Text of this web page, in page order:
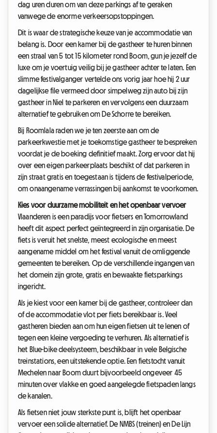
dag uren duren om van deze parkings af te geraken
vanwege de enorme verkeersopstoppingen.
Dit is waar de strategische keuze van je accommodatie van
belang is. Door een kamer bij de gastheer te huren binnen
een straal van 5 tot 15 kilometer rond Boom, gun je jezelf de
luxe om je voertuig veilig bij je gastheer achter te laten. Een
slimme festivalganger vertelde ons vorig jaar hoe hij 2 uur
dagelijkse file vermeed door simpelweg zijn auto bij zijn
gastheer in Niel te parkeren en vervolgens een duurzaam
alternatief te gebruiken om De Schorre te bereiken.
Bij Roomlala raden we je ten zeerste aan om de
parkeerkwestie met je toekomstige gastheer te bespreken
voordat je de boeking definitief maakt. Zorg ervoor dat hij
over een eigen parkeerplaats beschikt of dat parkeren in
zijn straat gratis en toegestaan is tijdens de festivalperiode,
om onaangename verrassingen bij aankomst te voorkomen.
Kies voor duurzame mobiliteit en het openbaar vervoer
Vlaanderen is een paradijs voor fietsers en Tomorrowland
heeft dit aspect perfect geïntegreerd in zijn organisatie. De
fiets is veruit het snelste, meest ecologische en meest
aangename middel om het festival vanuit de omliggende
gemeenten te bereiken. Op de verschillende ingangen van
het domein zijn grote, gratis en bewaakte fietsparkings
ingericht.
Als je kiest voor een kamer bij de gastheer, controleer dan
of de accommodatie vlot per fiets bereikbaar is. Veel
gastheren bieden aan om hun eigen fietsen uit te lenen of
tegen een kleine vergoeding te verhuren. Als alternatief is
het Blue-bike deelsysteem, beschikbaar in vele Belgische
treinstations, een uitstekende optie. Een fietstocht vanuit
Mechelen naar Boom duurt bijvoorbeeld ongeveer 45
minuten over vlakke en goed aangelegde fietspaden langs
de kanalen.
Als fietsen niet jouw sterkste punt is, blijft het openbaar
vervoer een solide alternatief. De NMBS (treinen) en De Lijn